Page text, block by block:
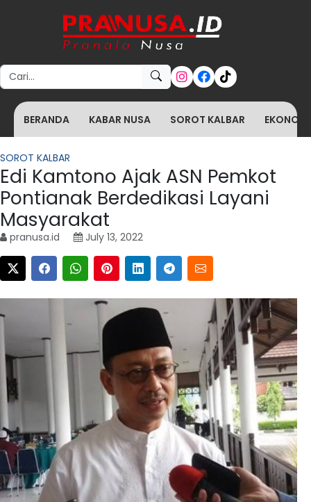
Search for:
BERANDA KABAR NUSA SOROT KALBAR
SOROT KALBAR
Edi Kamtono Ajak ASN Pemkot
Pontianak Berdedikasi Layani
Masyarakat
pranusa.id July 13, 2022